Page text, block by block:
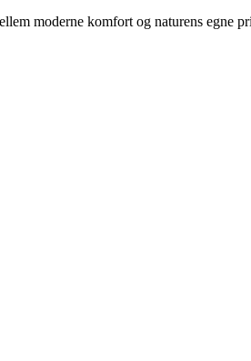
moderne komfort og naturens